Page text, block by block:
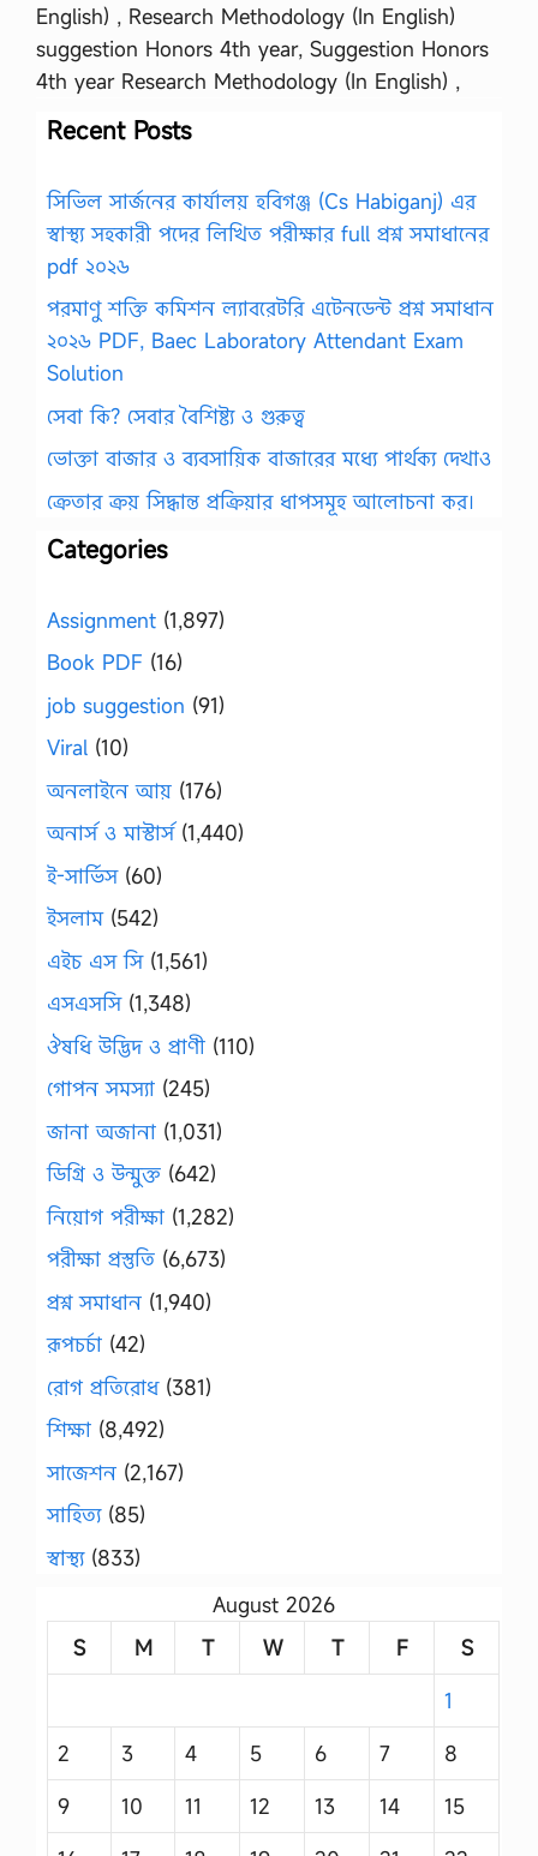
English) , Research Methodology (In English)
suggestion Honors 4th year, Suggestion Honors
4th year Research Methodology (In English) ,
Recent Posts
সিভিল সার্জনের কার্যালয় হবিগঞ্জ (Cs Habiganj) এর
স্বাস্থ্য সহকারী পদের লিখিত পরীক্ষার full প্রশ্ন সমাধানের
pdf ২০২৬
পরমাণু শক্তি কমিশন ল্যাবরেটরি এটেনডেন্ট প্রশ্ন সমাধান
২০২৬ PDF, Baec Laboratory Attendant Exam
Solution
সেবা কি? সেবার বৈশিষ্ট্য ও গুরুত্ব
ভোক্তা বাজার ও ব্যবসায়িক বাজারের মধ্যে পার্থক্য দেখাও
ক্রেতার ক্রয় সিদ্ধান্ত প্রক্রিয়ার ধাপসমূহ আলোচনা কর।
Categories
Assignment (1,897)
Book PDF (16)
job suggestion (91)
Viral (10)
অনলাইনে আয় (176)
অনার্স ও মাস্টার্স(1,440)
ই-সার্ভিস(60)
ইসলাম(542)
এইচ এস সি(1,561)
এসএসসি(1,348)
ঔষধি উদ্ভিদ ও প্রাণী (110)
গোপন সমস্যা (245)
জানা অজানা (1,031)
ডিগ্রি ও উন্মুক্ত (642)
নিয়োগ পরীক্ষা (1,282)
পরীক্ষা প্রস্তুতি (6,673)
প্রশ্ন সমাধান (1,940)
রূপচর্চা (42)
রোগ প্রতিরোধ(381)
শিক্ষা (8,492)
সাজেশন (2,167)
সাহিত্য(85)
স্বাস্থ্য(833)
August 2026
S
M T W T F
S
1
2
3 4 5 6 7
8
9
10 11 12 13 14
15